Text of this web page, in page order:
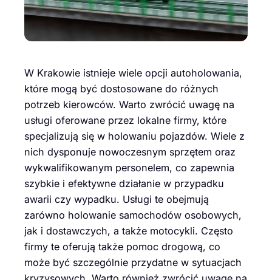
W Krakowie istnieje wiele opcji autoholowania,
które mogą być dostosowane do różnych
potrzeb kierowców. Warto zwrócić uwagę na
usługi oferowane przez lokalne firmy, które
specjalizują się w holowaniu pojazdów. Wiele z
nich dysponuje nowoczesnym sprzętem oraz
wykwalifikowanym personelem, co zapewnia
szybkie i efektywne działanie w przypadku
awarii czy wypadku. Usługi te obejmują
zarówno holowanie samochodów osobowych,
jak i dostawczych, a także motocykli. Często
firmy te oferują także pomoc drogową, co
może być szczególnie przydatne w sytuacjach